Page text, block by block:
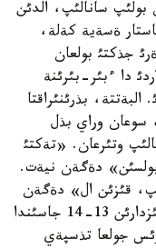
سانالئپ، الدئن
ةسةية كةلة،
جذكتئ بولعان
دا ءبئر-بئرئنة
بذرئنئراقتا
سوعان وراي بذل
وتئرعان. «تةكتئ
بولسئن» دةگةن نيةت.
قئزئن ال» دةگةن
تةكتةس سوزدةر وسئدان قالعان. ذل-قئزدارئن 13-14 جاسئندا
جولعا تذسپةي